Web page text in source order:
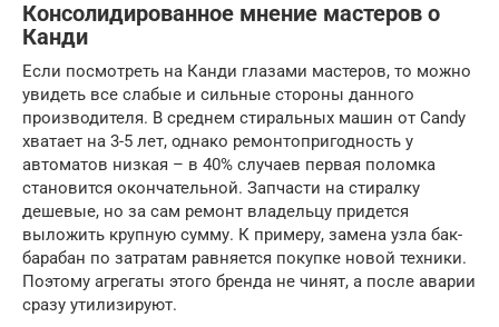
Консолидированное мнение мастеров о
Канди
Если посмотреть на Канди глазами мастеров, то можно
увидеть все слабые и сильные стороны данного
производителя. В среднем стиральных машин от Candy
хватает на 3-5 лет, однако ремонтопригодность у
автоматов низкая – в 40% случаев первая поломка
становится окончательной. Запчасти на стиралку
дешевые, но за сам ремонт владельцу придется
выложить крупную сумму. К примеру, замена узла бак-
барабан по затратам равняется покупке новой техники.
Поэтому агрегаты этого бренда не чинят, а после аварии
сразу утилизируют.